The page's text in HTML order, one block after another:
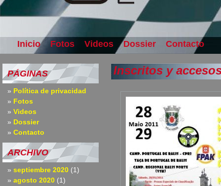
Inicio Fotos Videos Dossier Contacto
PÁGINAS
Política de privacidad
Fotos
Videos
Dossier
Contacto
ARCHIVO
septiembre 2020 (1)
agosto 2020 (1)
Inscritos y